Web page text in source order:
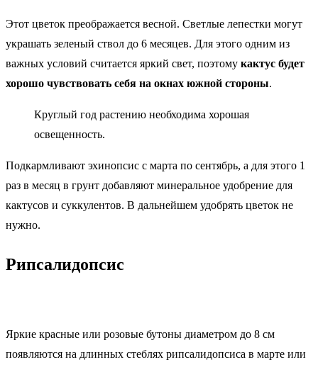
Этот цветок преображается весной. Светлые лепестки могут
украшать зеленый ствол до 6 месяцев. Для этого одним из
важных условий считается яркий свет, поэтому кактус будет
хорошо чувствовать себя на окнах южной стороны.
Круглый год растению необходима хорошая
освещенность.
Подкармливают эхинопсис с марта по сентябрь, а для этого 1
раз в месяц в грунт добавляют минеральное удобрение для
кактусов и суккулентов. В дальнейшем удобрять цветок не
нужно.
Рипсалидопсис
Яркие красные или розовые бутоны диаметром до 8 см
появляются на длинных стеблях рипсалидопсиса в марте или